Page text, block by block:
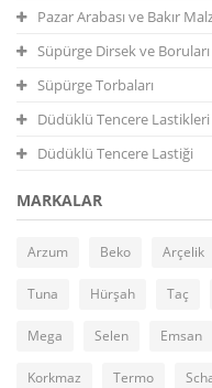
Pazar Arabası ve Bakır
Süpürge Dirsek ve Boruları
Süpürge Torbaları
Düdüklü Tencere Lastikleri
Düdüklü Tencere Lastiği
MARKALAR
Arzum Beko Arçelik
Tuna Hürşah Taç
Mega Selen Emsan
Korkmaz Termo